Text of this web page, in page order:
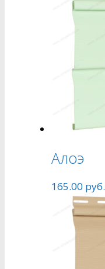
Алоэ
165.00 руб.